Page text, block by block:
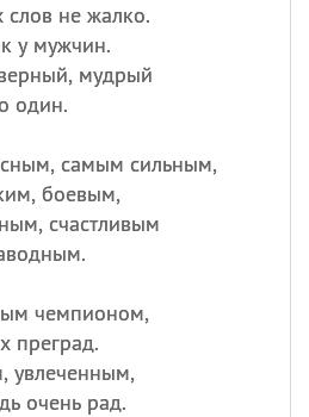
не жалко.
у мужчин.
мудрый
один.
самым сильным,
боевым,
счастливым
чемпионом,
преград.
увлеченным,
очень рад.